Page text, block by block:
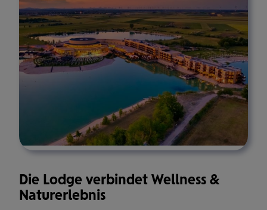
Die Lodge verbindet Wellness &
Naturerlebnis